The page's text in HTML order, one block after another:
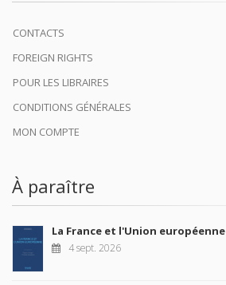
CONTACTS
FOREIGN RIGHTS
POUR LES LIBRAIRES
CONDITIONS GÉNÉRALES
MON COMPTE
À paraître
La France et l'Union européenne
4 sept. 2026